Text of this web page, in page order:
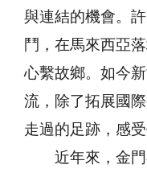
與連結的機會。
鬥，在馬來西亞
心繫故鄉。如今
流，除了拓展國
走過的足跡，感
近年來，金門